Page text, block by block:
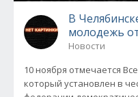
В
молодежь
Новости
10 ноября отмечается
который установлен в